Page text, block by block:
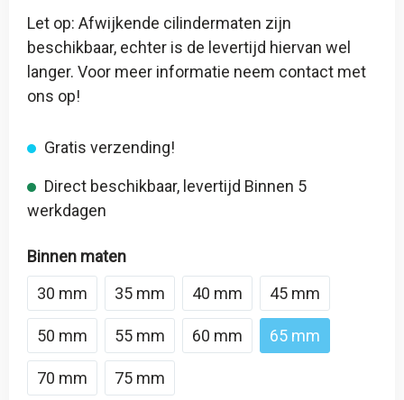
Let op: Afwijkende cilindermaten zijn
beschikbaar, echter is de levertijd hiervan wel
langer. Voor meer informatie neem contact met
ons op!
Gratis verzending!
Direct beschikbaar, levertijd Binnen 5
werkdagen
Binnen maten
30 mm
35 mm 40 mm 45 mm
50 mm 55 mm 60 mm 65 mm
70 mm 75 mm